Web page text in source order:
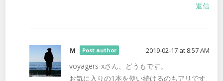
返信
Ｍ Post author 2019-02-17 at 8:57 AM
voyagers-xさん、どうもです。
お気に入りの1本を使い続けるのもアリです